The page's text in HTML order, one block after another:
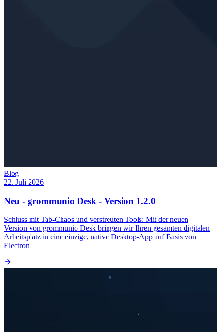
Blog
22. Juli 2026
Neu - grommunio Desk - Version 1.2.0
Schluss mit Tab-Chaos und verstreuten Tools: Mit der neuen
Version von grommunio Desk bringen wir Ihren gesamten digitalen
Arbeitsplatz in eine einzige, native Desktop-App auf Basis von
Electron